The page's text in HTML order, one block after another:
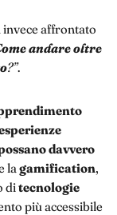
affrontato
andare oltre
?”.
davvero
lagamification,
ditecnologie
più accessibile